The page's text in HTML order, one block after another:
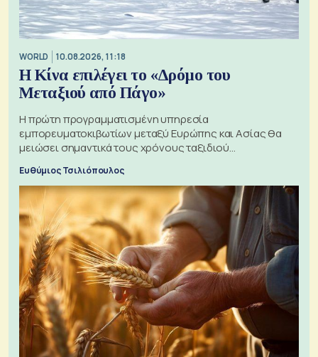
WORLD 10.08.2026, 11:18
Η Κίνα επιλέγει το «Δρόμο του
Μεταξιού από Πάγο»
Η πρώτη προγραμματισμένη υπηρεσία
εμπορευματοκιβωτίων μεταξύ Ευρώπης και Ασίας θα
μειώσει σημαντικά τους χρόνους ταξιδιού
χρησιμοποιώντας την Αρκτική ως πλωτή οδό
Ευθύμιος Τσιλιόπουλος